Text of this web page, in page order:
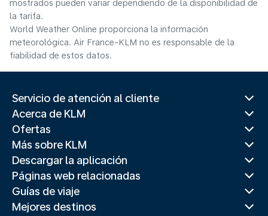
mostrados pueden variar dependiendo de la disponibilidad de
la tarifa.
World Weather Online proporciona la información
meteorológica. Air France-KLM no es responsable de la
fiabilidad de estos datos.
Servicio de atención al cliente
Acerca de KLM
Ofertas
Más sobre KLM
Descargar la aplicación
Páginas web relacionadas
Guías de viaje
Mejores destinos